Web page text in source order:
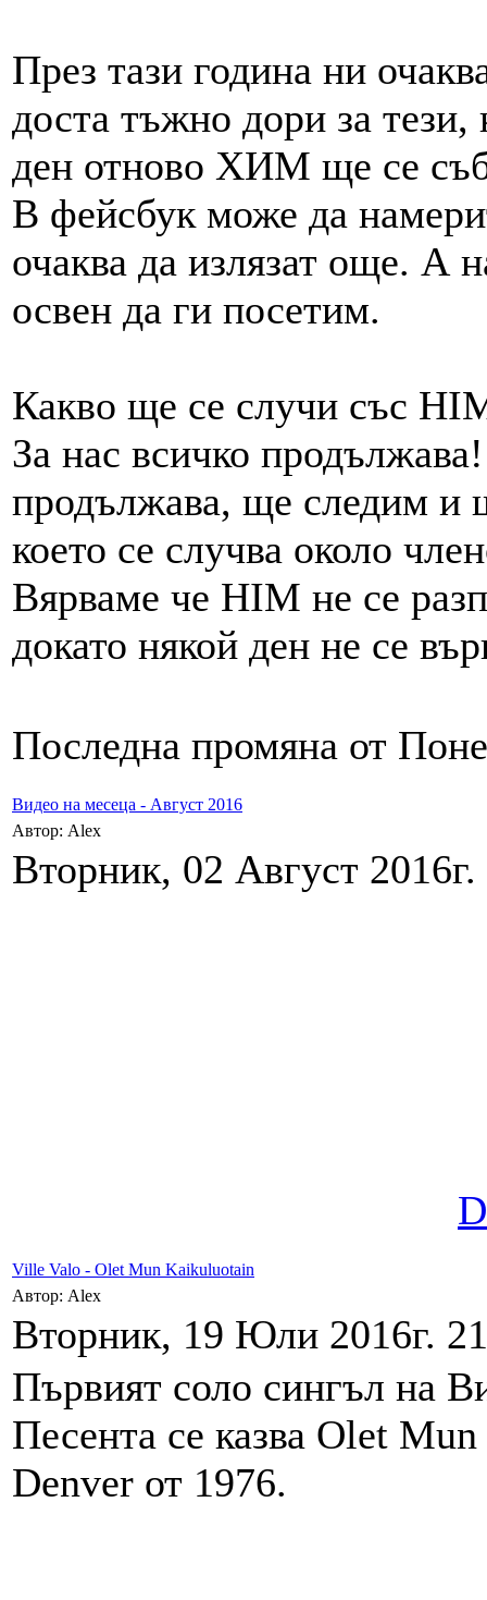
През тази година ни
доста тъжно дори за
ден отново ХИМ ще се
В фейсбук може да
очаква да излязат още. А
освен да ги посетим.
Какво ще се случи със
За нас всичко
продължава, ще следим и
което се случва около
Вярваме че HIM не се
докато някой ден не се
Последна промяна от
Видео на месеца - Август 2016
Автор: Alex
Вторник, 02 Август
Ville Valo - Olet Mun Kaikuluotain
Автор: Alex
Вторник, 19 Юли 2016г.
Първият соло сингъл на
Песента се казва Olet
Denver от 1976.